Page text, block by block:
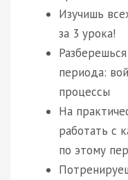
Изучишь
за 3 урока!
периода:
процессы
На
работать с
по этому